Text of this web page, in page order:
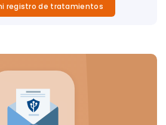
registro de tratamientos